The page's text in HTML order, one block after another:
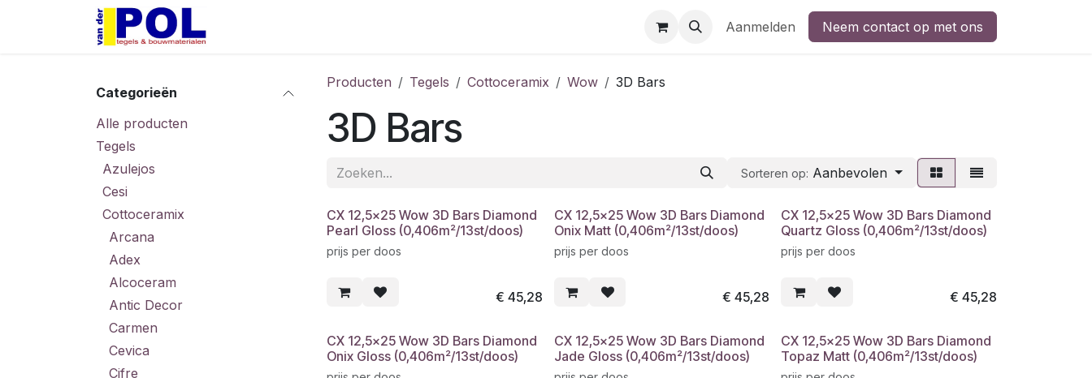
Overslaan naar inhoud
Aanmelden Neem contact op met ons
Categorieën
Alle producten
Tegels
Azulejos
Cesi
Cottoceramix
Arcana
Adex
Alcoceram
Antic Decor
Carmen
Cevica
Cifre
Producten Tegels Cottoceramix Wow 3D Bars
3D Bars
Sorteren op: Aanbevolen
CX 12,5x25 Wow 3D Bars Diamond
Pearl Gloss (0,406m²/13st/doos)
prijs per doos
€ 45,28
CX 12,5x25 Wow 3D Bars Diamond
Onix Matt (0,406m²/13st/doos)
prijs per doos
€45,28
CX 12,5x25 Wow 3D Bars Diamond
Quartz Gloss (0,406m²/13st/doos)
prijs per doos
€ 45,28
CX 12,5x25 Wow 3D Bars Diamond
Onix Gloss (0,406m²/13st/doos)
CX 12,5x25 Wow 3D Bars Diamond
Jade Gloss (0,406m²/13st/doos)
CX 12,5x25 Wow 3D Bars Diamond
Topaz Matt (0,406m²/13st/doos)